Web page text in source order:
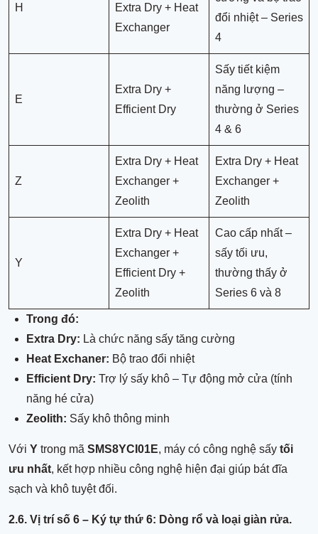
H
Extra Dry + Heat
Exchanger
đổi nhiệt – Series
4
E
Extra Dry +
Efficient Dry
Sấy tiết kiệm
năng lượng –
thường ở Series
4 & 6
Z
Extra Dry + Heat
Exchanger +
Zeolith
Extra Dry + Heat
Exchanger +
Zeolith
Y
Extra Dry + Heat
Exchanger +
Efficient Dry +
Zeolith
Cao cấp nhất –
sấy tối ưu,
thường thấy ở
Series 6 và 8
Trong đó:
Extra Dry: Là chức năng sấy tăng cường
Heat Exchaner: Bộ trao đổi nhiệt
Efficient Dry: Trợ lý sấy khô – Tự động mở cửa (tính
năng hé cửa)
Zeolith: Sấy khô thông minh
Với Y trong mã SMS8YCI01E, máy có công nghệ sấy tối
ưu nhất, kết hợp nhiều công nghệ hiện đại giúp bát đĩa
sạch và khô tuyệt đối.
2.6. Vị trí số 6 – Ký tự thứ 6: Dòng rổ và loại giàn rửa.